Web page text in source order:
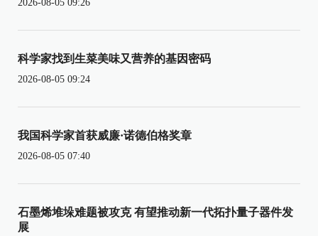
2026-08-05 09:26
科学家找到生菜美味又营养的基因密码
2026-08-05 09:24
我国科学家首获威廉·诺德伯格奖章
2026-08-05 07:40
石墨烯堆垛难题被攻克 有望推动新一代拓扑量子器件发
展